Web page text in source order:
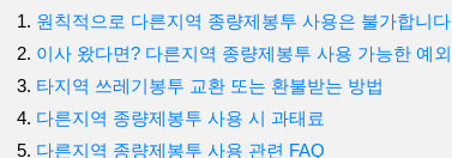
원칙적으로 다른지역 종량제봉투 사용은 불가합니다
이사 왔다면? 다른지역 종량제봉투 사용 가능한 예외
타지역 쓰레기봉투 교환 또는 환불받는 방법
다른지역 종량제봉투 사용 시 과태료
다른지역 종량제봉투 사용 관련 FAQ